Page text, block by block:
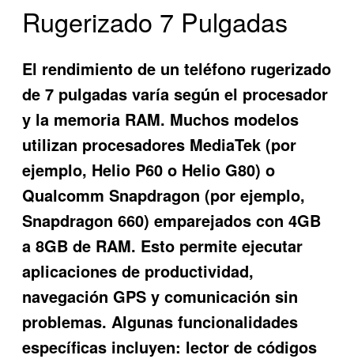
Rugerizado 7 Pulgadas
El rendimiento de un teléfono rugerizado
de 7 pulgadas varía según el procesador
y la memoria RAM. Muchos modelos
utilizan procesadores MediaTek (por
ejemplo, Helio P60 o Helio G80) o
Qualcomm Snapdragon (por ejemplo,
Snapdragon 660) emparejados con 4GB
a 8GB de RAM. Esto permite ejecutar
aplicaciones de productividad,
navegación GPS y comunicación sin
problemas. Algunas funcionalidades
específicas incluyen: lector de códigos